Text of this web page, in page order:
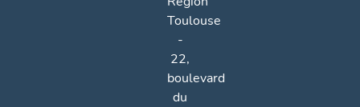
Toulouse
-
22,
boulevard
du